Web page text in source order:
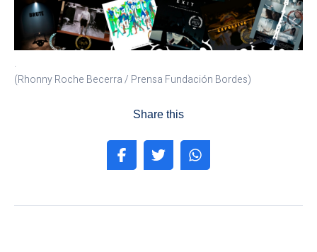
.
(Rhonny Roche Becerra / Prensa Fundación Bordes)
Share this